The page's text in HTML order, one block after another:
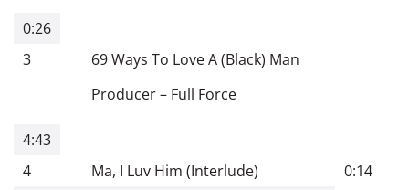
0:26
3
69 Ways To Love A (Black) Man
Producer– Full Force
4:43
4
Ma, I Luv Him (Interlude)
0:14